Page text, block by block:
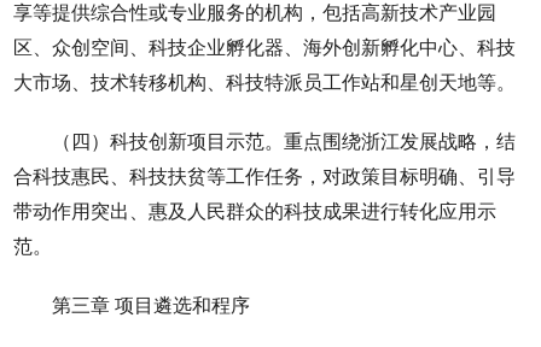
享等提供综合性或专业服务的机构，包括高新技术产业园
区、众创空间、科技企业孵化器、海外创新孵化中心、科技
大市场、技术转移机构、科技特派员工作站和星创天地等。
（四）科技创新项目示范。重点围绕浙江发展战略，结
合科技惠民、科技扶贫等工作任务，对政策目标明确、引导
带动作用突出、惠及人民群众的科技成果进行转化应用示
范。
第三章 项目遴选和程序